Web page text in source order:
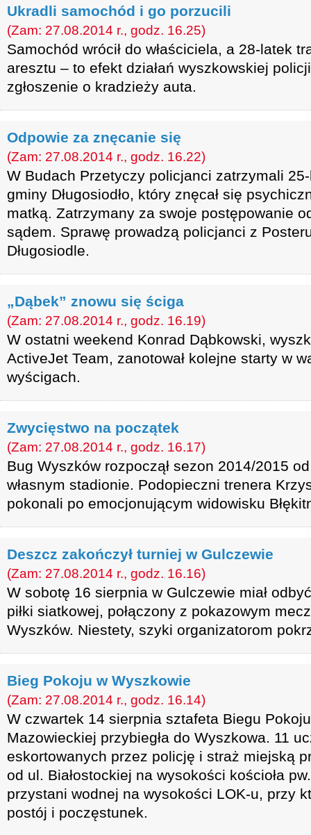
Ukradli samochód i go porzucili
(Zam: 27.08.2014 r., godz. 16.25)
Samochód wrócił do właściciela, a 28-latek
aresztu – to efekt działań wyszkowskiej
zgłoszenie o kradzieży auta.
Odpowie za znęcanie się
(Zam: 27.08.2014 r., godz. 16.22)
W Budach Przetyczy policjanci zatrzymali
gminy Długosiodło, który znęcał się
matką. Zatrzymany za swoje postępowanie
sądem. Sprawę prowadzą policjanci z
Długosiodle.
„Dąbek” znowu się ściga
(Zam: 27.08.2014 r., godz. 16.19)
W ostatni weekend Konrad Dąbkowski,
ActiveJet Team, zanotował kolejne starty w
wyścigach.
Zwycięstwo na początek
(Zam: 27.08.2014 r., godz. 16.17)
Bug Wyszków rozpoczął sezon 2014/2015
własnym stadionie. Podopieczni trenera
pokonali po emocjonującym widowisku
Deszcz zakończył turniej w Gulczewie
(Zam: 27.08.2014 r., godz. 16.16)
W sobotę 16 sierpnia w Gulczewie miał
piłki siatkowej, połączony z pokazowym
Wyszków. Niestety, szyki organizatorom
Bieg Pokoju w Wyszkowie
(Zam: 27.08.2014 r., godz. 16.14)
W czwartek 14 sierpnia sztafeta Biegu
Mazowieckiej przybiegła do Wyszkowa. 11
eskortowanych przez policję i straż miejską
od ul. Białostockiej na wysokości kościoła
przystani wodnej na wysokości LOK-u, przy
postój i poczęstunek.